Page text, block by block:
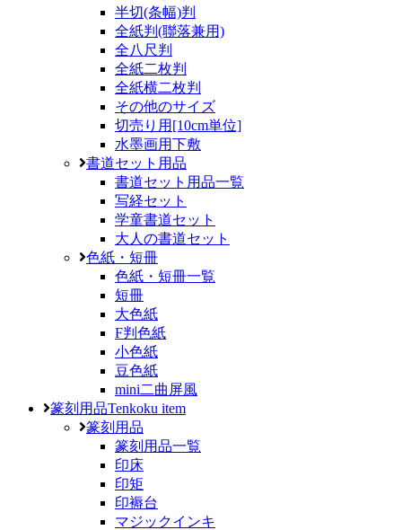
半切(条幅)判
全紙判(聯落兼用)
全八尺判
全紙二枚判
全紙横二枚判
その他のサイズ
切売り用[10cm単位]
水墨画用下敷
書道セット用品
書道セット用品一覧
写経セット
学童書道セット
大人の書道セット
色紙・短冊
色紙・短冊一覧
短冊
大色紙
F判色紙
小色紙
豆色紙
mini二曲屏風
篆刻用品Tenkoku item
篆刻用品
篆刻用品一覧
印床
印矩
印褥台
マジックインキ